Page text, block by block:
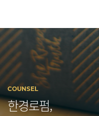
COUNSEL
한경로펌,